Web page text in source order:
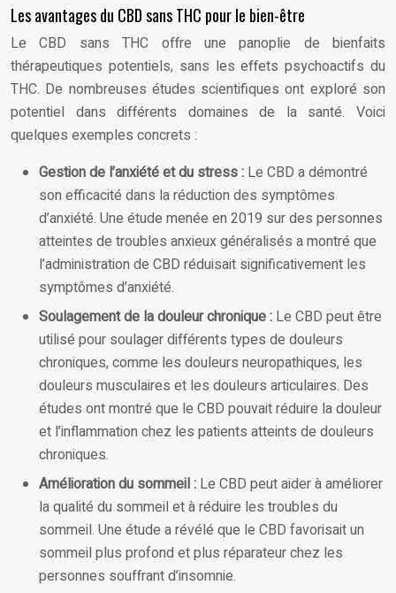
Les avantages du CBD sans THC pour le bien-être
Le CBD sans THC offre une panoplie de bienfaits
thérapeutiques potentiels, sans les effets psychoactifs du
THC. De nombreuses études scientifiques ont exploré son
potentiel dans différents domaines de la santé. Voici
quelques exemples concrets :
Gestion de l’anxiété et du stress : Le CBD a démontré
son efficacité dans la réduction des symptômes
d’anxiété. Une étude menée en 2019 sur des personnes
atteintes de troubles anxieux généralisés a montré que
l’administration de CBD réduisait significativement les
symptômes d’anxiété.
Soulagement de la douleur chronique : Le CBD peut être
utilisé pour soulager différents types de douleurs
chroniques, comme les douleurs neuropathiques, les
douleurs musculaires et les douleurs articulaires. Des
études ont montré que le CBD pouvait réduire la douleur
et l’inflammation chez les patients atteints de douleurs
chroniques.
Amélioration du sommeil : Le CBD peut aider à améliorer
la qualité du sommeil et à réduire les troubles du
sommeil. Une étude a révélé que le CBD favorisait un
sommeil plus profond et plus réparateur chez les
personnes souffrant d’insomnie.